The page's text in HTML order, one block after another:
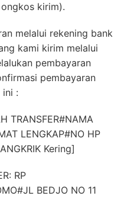
kirim).
melalui rekening bank
kami kirim melalui
pembayaran
pembayaran
:
TRANSFER#NAMA
LENGKAP#NO HP
Kering]
RP
BEDJO NO 11